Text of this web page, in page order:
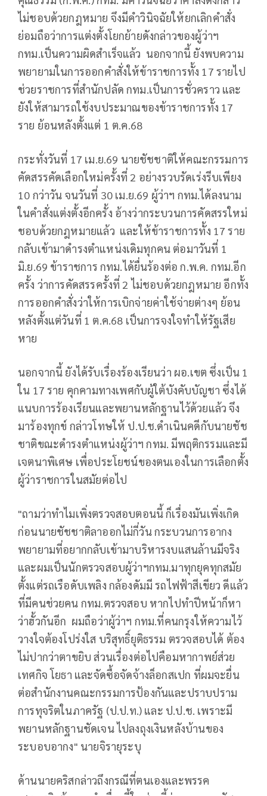
ไม่ชอบด้วยกฎหมาย จึงมีคำวินิจฉัยให้ยกเลิกคำสั่ง
ย่อมถือว่าการแต่งตั้งโยกย้ายดังกล่าวของผู้ว่าฯ
กทม.เป็นความผิดสำเร็จแล้ว นอกจากนี้ ยังพบความ
พยายามในการออกคำสั่งให้ข้าราชการทั้ง 17 รายไป
ช่วยราชการที่สำนักปลัด กทม.เป็นการชั่วคราว และ
ยังให้สามารถใช้งบประมาณของข้าราชการทั้ง 17
ราย ย้อนหลังตั้งแต่ 1 ต.ค.68
กระทั่งวันที่ 17 เม.ย.69 นายชัชชาติให้คณะกรรมการ
คัดสรรคัดเลือกใหม่ครั้งที่ 2 อย่างรวบรัดเร่งรีบเพียง
10 กว่าวัน จนวันที่ 30 เม.ย.69 ผู้ว่าฯ กทม.ได้ลงนาม
ในคำสั่งแต่งตั้งอีกครั้ง อ้างว่ากระบวนการคัดสรรใหม่
ชอบด้วยกฎหมายแล้ว และให้ข้าราชการทั้ง 17 ราย
กลับเข้ามาดำรงตำแหน่งเดิมทุกคน ต่อมาวันที่ 1
มิ.ย.69 ข้าราชการ กทม.ได้ยื่นร้องต่อ ก.พ.ค. กทม.อีก
ครั้ง ว่าการคัดสรรครั้งที่ 2 ไม่ชอบด้วยกฎหมาย อีกทั้ง
การออกคำสั่งว่าให้การเบิกจ่ายค่าใช้จ่ายต่างๆ ย้อน
หลังตั้งแต่วันที่ 1 ต.ค.68 เป็นการจงใจทำให้รัฐเสีย
หาย
นอกจากนี้ ยังได้รับเรื่องร้องเรียนว่า ผอ.เขต ซึ่งเป็น 1
ใน 17 ราย คุกคามทางเพศกับผู้ใต้บังคับบัญชา ซึ่งได้
แนบการร้องเรียนและพยานหลักฐานไว้ด้วยแล้ว จึง
มาร้องทุกข์ กล่าวโทษให้ ป.ป.ช.ดำเนินคดีกับนายชัช
ชาติขณะดำรงตำแหน่งผู้ว่าฯ กทม. มีพฤติกรรมและมี
เจตนาพิเศษ เพื่อประโยชน์ของตนเองในการเลือกตั้ง
ผู้ว่าราชการในสมัยต่อไป
"ถามว่าทำไมเพิ่งตรวจสอบตอนนี้ ก็เรื่องมันเพิ่งเกิด
ก่อนนายชัชชาติลาออกไม่กี่วัน กระบวนการอากง
พยายามที่อยากกลับเข้ามาบริหารงบแสนล้านมีจริง
และผมเป็นนักตรวจสอบผู้ว่าฯกทม.มาทุกยุคทุกสมัย
ตั้งแต่รถเรือดับเพลิง กล้องดัมมี รถไฟฟ้าสีเขียว ดีแล้ว
ที่มีคนช่วยคน กทม.ตรวจสอบ หากไปทำปีหน้าก็หา
ว่าฮั้วกันอีก ผมถือว่าผู้ว่าฯ กทม.ที่คนกรุงให้ความไว้
วางใจต้องโปร่งใส บริสุทธิ์ยุติธรรม ตรวจสอบได้ ต้อง
ไม่ปากว่าตาขยิบ ส่วนเรื่องต่อไปคือมหากาพย์ส่วย
เทศกิจ โยธา และจัดซื้อจัดจ้างล็อกสเปก ที่ผมจะยื่น
ต่อสำนักงานคณะกรรมการป้องกันและปราบปราม
การทุจริตในภาครัฐ (ป.ป.ท.) และ ป.ป.ช. เพราะมี
พยานหลักฐานชัดเจน ไปลงถุงเงินหลังบ้านของ
ระบอบอากง" นายจิรายุระบุ
ด้านนายคริสกล่าวถึงกรณีที่ตนเองและพรรค